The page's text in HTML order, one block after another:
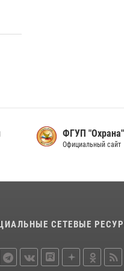
ФГУП
Официальный сайт
СЕТЕВЫЕ